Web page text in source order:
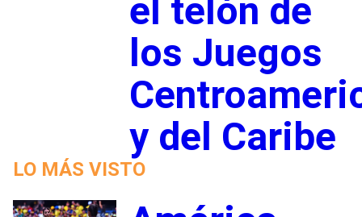
el telón de
los Juegos
y del Caribe
LO MÁS VISTO